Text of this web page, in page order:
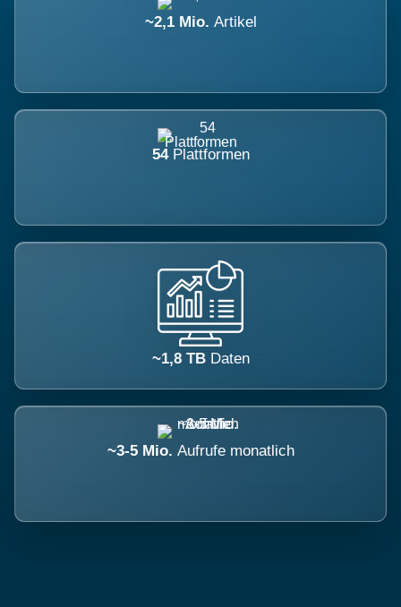
~2,1 Mio. Artikel
54 Plattformen
~1,8 TB Daten
~3-5 Mio. Aufrufe monatlich